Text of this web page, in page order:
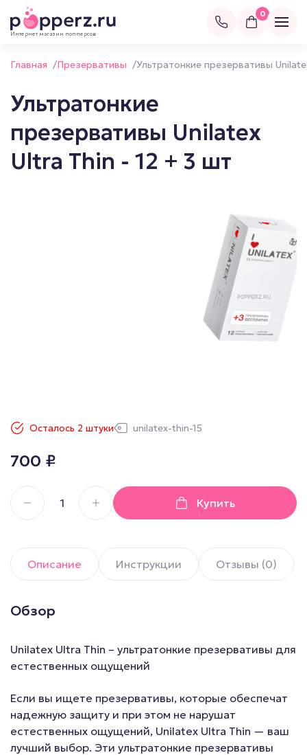
Интернет магазин попперсов
0
Главная /Презервативы /Ультратонкие презервативы
Ультратонкие
презервативы Unilatex
Ultra Thin - 12 + 3 шт
Осталось 2 штуки unilatex-thin-15
700 ₽
Купить
Описание Инструкции Отзывы (0)
Обзор
Unilatex Ultra Thin – ультратонкие презервативы для
естественных ощущений
Если вы ищете презервативы, которые обеспечат
надежную защиту и при этом не нарушат
естественных ощущений, Unilatex Ultra Thin — ваш
лучший выбор. Эти ультратонкие презервативы